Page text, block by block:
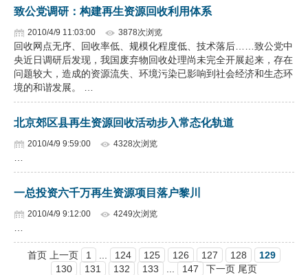
致公党调研：构建再生资源回收利用体系
2010/4/9 11:03:00 3878次浏览
回收网点无序、回收率低、规模化程度低、技术落后……致公党中
央近日调研后发现，我国废弃物回收处理尚未完全开展起来，存在
问题较大，造成的资源流失、环境污染已影响到社会经济和生态环
境的和谐发展。 …
北京郊区县再生资源回收活动步入常态化轨道
2010/4/9 9:59:00 4328次浏览
一总投资六千万再生资源项目落户黎川
2010/4/9 9:12:00 4249次浏览
首页 上一页 1 124 125 126 127 128
129
130
131 132 133 147 下一页 尾页